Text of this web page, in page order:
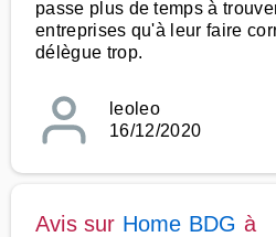
passe plus de temps à
entreprises qu'à leur faire
délègue trop.
leoleo
16/12/2020
Avis sur Home BDG à